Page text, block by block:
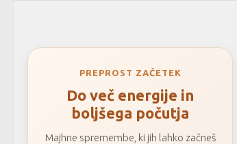
PREPROST ZAČETEK
Do več energije in
boljšega počutja
Majhne spremembe, ki jih lahko začneš